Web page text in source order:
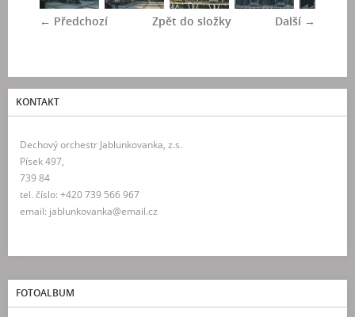
← Předchozí Další →
Zpět do složky
KONTAKT
Dechový orchestr Jablunkovanka, z.s.
Písek 497,
739 84
tel. číslo: +420 739 566 967
email: jablunkovanka@email.cz
FOTOALBUM